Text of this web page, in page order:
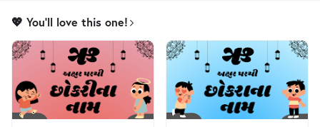
💖 You'll love this one!